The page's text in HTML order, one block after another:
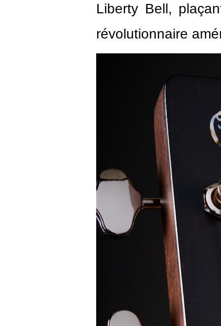
Liberty Bell,
révolutionnaire